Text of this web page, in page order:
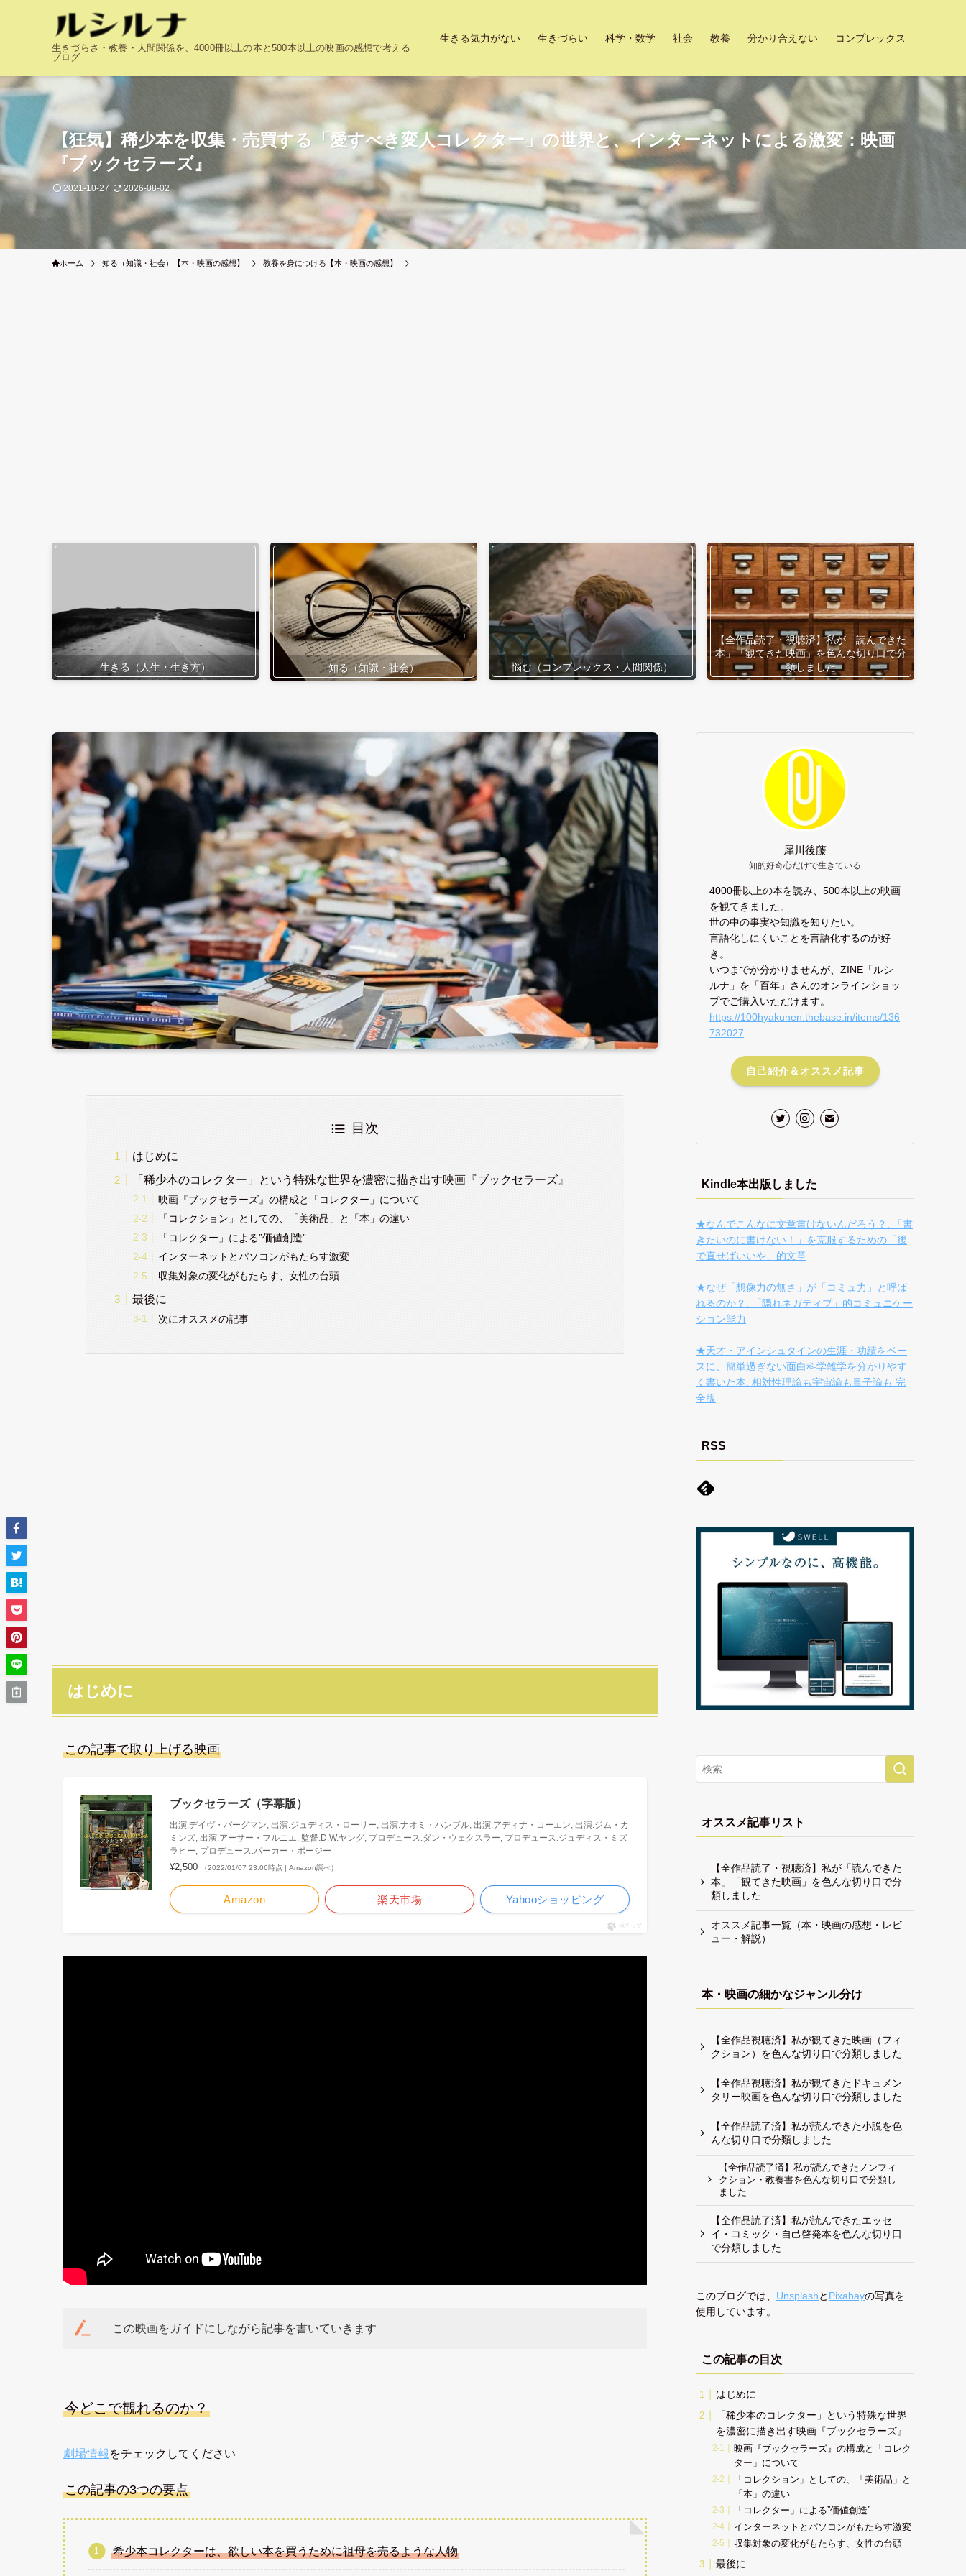
生きづらさ・教養・人間関係を、4000冊以上の本と500本以上の映画の感想で考える
ブログ
生きる気力がない 生きづらい 科学・数学 社会 教養 分かり合えない コンプレックス
【狂気】稀少本を収集・売買する「愛すべき変人コレクター」の世界と、インターネットによる激変：映画
『ブックセラーズ』
2021-10-27 2026-08-02
ホーム 知る（知識・社会）【本・映画の感想】 教養を身につける【本・映画の感想】
生きる（人生・生き方） 知る（知識・社会） 悩む（コンプレックス・人間関係）
【全作品読了・視聴済】私が「読んできた
本」「観てきた映画」を色んな切り口で分
類しました
目次
はじめに
「稀少本のコレクター」という特殊な世界を濃密に描き出す映画『ブックセラーズ』
映画『ブックセラーズ』の構成と「コレクター」について
「コレクション」としての、「美術品」と「本」の違い
「コレクター」による”価値創造”
インターネットとパソコンがもたらす激変
収集対象の変化がもたらす、女性の台頭
最後に
次にオススメの記事
はじめに
この記事で取り上げる映画
ブックセラーズ（字幕版）
出演:デイヴ・バーグマン, 出演:ジュディス・ローリー, 出演:ナオミ・ハンブル, 出演:アディナ・コーエン, 出演:ジム・カ
ミンズ, 出演:アーサー・フルニエ, 監督:D.W.ヤング, プロデュース:ダン・ウェクスラー, プロデュース:ジュディス・ミズ
ラヒー, プロデュース:パーカー・ポージー
¥2,500 （2022/01/07 23:06時点 | Amazon調べ）
Amazon 楽天市場 Yahooショッピング
ポチップ
この映画をガイドにしながら記事を書いていきます
今どこで観れるのか？
劇場情報 をチェックしてください
この記事の3つの要点
希少本コレクターは、欲しい本を買うために祖母を売るような人物
犀川後藤
知的好奇心だけで生きている
4000冊以上の本を読み、500本以上の映画
を観てきました。
世の中の事実や知識を知りたい。
言語化しにくいことを言語化するのが好
き。
いつまでか分かりませんが、ZINE「ルシ
ルナ」を「百年」さんのオンラインショッ
プでご購入いただけます。
https://100hyakunen.thebase.in/items/136
732027
自己紹介＆オススメ記事
Kindle本出版しました
★なんでこんなに文章書けないんだろう？: 「書
きたいのに書けない！」を克服するための「後
で直せばいいや」的文章
★なぜ「想像力の無さ」が「コミュ力」と呼ば
れるのか？: 「隠れネガティブ」的コミュニケー
ション能力
★天才・アインシュタインの生涯・功績をベー
スに、簡単過ぎない面白科学雑学を分かりやす
く書いた本: 相対性理論も宇宙論も量子論も 完
全版
RSS
オススメ記事リスト
【全作品読了・視聴済】私が「読んできた
本」「観てきた映画」を色んな切り口で分
類しました
オススメ記事一覧（本・映画の感想・レビ
ュー・解説）
本・映画の細かなジャンル分け
【全作品視聴済】私が観てきた映画（フィ
クション）を色んな切り口で分類しました
【全作品視聴済】私が観てきたドキュメン
タリー映画を色んな切り口で分類しました
【全作品読了済】私が読んできた小説を色
んな切り口で分類しました
【全作品読了済】私が読んできたノンフィ
クション・教養書を色んな切り口で分類し
ました
【全作品読了済】私が読んできたエッセ
イ・コミック・自己啓発本を色んな切り口
で分類しました
このブログでは、 Unsplashと Pixabayの写真を
使用しています。
この記事の目次
はじめに
「稀少本のコレクター」という特殊な世界
を濃密に描き出す映画『ブックセラーズ』
映画『ブックセラーズ』の構成と「コレク
ター」について
「コレクション」としての、「美術品」と
「本」の違い
「コレクター」による”価値創造”
インターネットとパソコンがもたらす激変
収集対象の変化がもたらす、女性の台頭
最後に